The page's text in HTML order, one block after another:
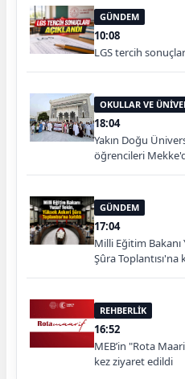
GÜNDEM
10:08
LGS tercih
OKULLAR VE
18:04
Yakın Doğu
öğrencileri
GÜNDEM
17:04
Milli Eğitim Bakanı
Şûra Toplantısı'na
REHBERLİK
16:52
MEB’in "Rota
kez ziyaret edildi